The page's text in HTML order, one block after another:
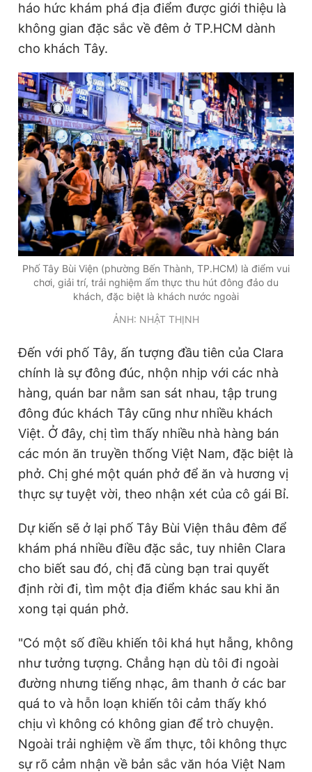
Đọc Thanh Niên trên điện thoại
Theo dõi báo trên
Hotline
0906 645 777
Liên hệ quảng cáo
0908 780 404
Đặt báo Quảng cáo RSS Tòa soạn Chính sách bảo
Tổng biên tập: Nguyễn Ngọc Toàn
Phó tổng biên tập thường trực: Hải Thành
Phó tổng biên tập: Lâm Hiếu Dũng
Phó tổng biên tập: Trần Việt Hưng
Tổng thư ký tòa soạn: Đức Trung
Giấy phép xuất bản số 110/GP - BTTTT cấp ngày 24.3.2020
© 2003-2026 Bản quyền thuộc về Báo Thanh Niên. Cấm sao
chép dưới mọi hình thức nếu không có sự chấp thuận bằng văn
bản. Phát triển bởi ePi Technologies, JSC.
háo hức khám phá địa điểm được giới thiệu là
không gian đặc sắc về đêm ở TP.HCM dành
cho khách Tây.
Phố Tây Bùi Viện (phường Bến Thành, TP.HCM) là điểm vui
chơi, giải trí, trải nghiệm ẩm thực thu hút đông đảo du
khách, đặc biệt là khách nước ngoài
ẢNH: NHẬT THỊNH
Đến với phố Tây, ấn tượng đầu tiên của Clara
chính là sự đông đúc, nhộn nhịp với các nhà
hàng, quán bar nằm san sát nhau, tập trung
đông đúc khách Tây cũng như nhiều khách
Việt. Ở đây, chị tìm thấy nhiều nhà hàng bán
các món ăn truyền thống Việt Nam, đặc biệt là
phở. Chị ghé một quán phở để ăn và hương vị
thực sự tuyệt vời, theo nhận xét của cô gái Bỉ.
Dự kiến sẽ ở lại phố Tây Bùi Viện thâu đêm để
khám phá nhiều điều đặc sắc, tuy nhiên Clara
cho biết sau đó, chị đã cùng bạn trai quyết
định rời đi, tìm một địa điểm khác sau khi ăn
xong tại quán phở.
"Có một số điều khiến tôi khá hụt hẫng, không
như tưởng tượng. Chẳng hạn dù tôi đi ngoài
đường nhưng tiếng nhạc, âm thanh ở các bar
quá to và hỗn loạn khiến tôi cảm thấy khó
chịu vì không có không gian để trò chuyện.
Ngoài trải nghiệm về ẩm thực, tôi không thực
sự rõ cảm nhận về bản sắc văn hóa Việt Nam